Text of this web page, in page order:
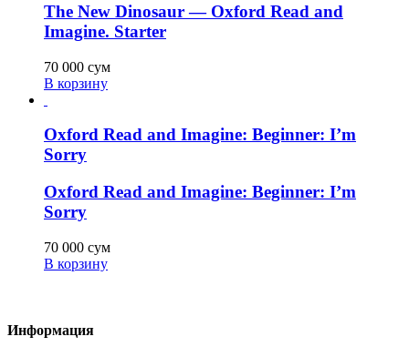
The New Dinosaur — Oxford Read and
Imagine. Starter
70 000 сум
В корзину
Oxford Read and Imagine: Beginner: I’m
Sorry
Oxford Read and Imagine: Beginner: I’m
Sorry
70 000 сум
В корзину
Информация